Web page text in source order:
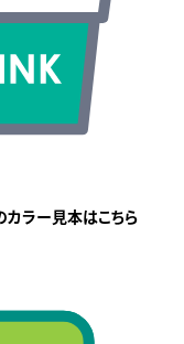
カラー見本はこちら